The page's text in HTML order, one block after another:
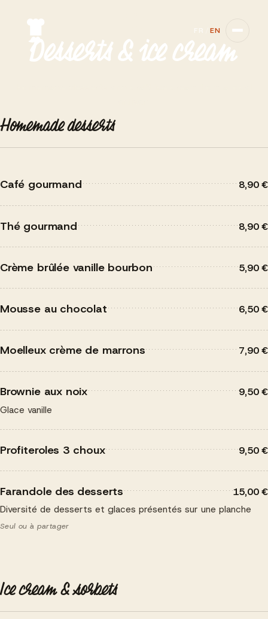
EN
Desserts & ice cream
Homemade desserts
Café gourmand 8,90 €
Thé gourmand 8,90 €
Crème brûlée vanille bourbon 5,90 €
Mousse au chocolat 6,50 €
Moelleux crème de marrons 7,90 €
Brownie aux noix 9,50 €
Glace vanille
Profiteroles 3 choux 9,50 €
Farandole des desserts 15,00 €
Diversité de desserts et glaces présentés sur une planche
Seul ou à partager
Ice cream & sorbets